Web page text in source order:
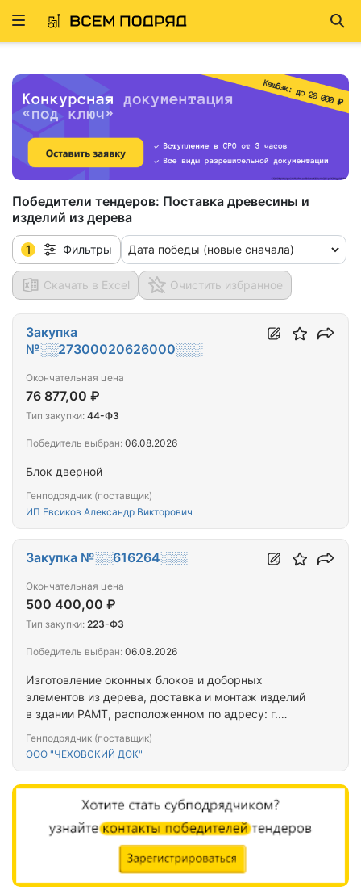
Развернуть
Победители тендеров: Поставка древесины и
изделий из дерева
1 Фильтры Дата победы (новые сначала)
Скачать в Excel Очистить избранное
Блок дверной
Генподрядчик (поставщик)
ИП Евсиков Александр Викторович
Закупка
№░░27300020626000░░░
Окончательная цена
76 877,00 ₽
Тип закупки: 44-ФЗ
Победитель выбран: 06.08.2026
Изготовление оконных блоков и доборных
элементов из дерева, доставка и монтаж изделий
в здании РАМТ, расположенном по адресу: г.
Генподрядчик (поставщик)
ООО "ЧЕХОВСКИЙ ДОК"
Закупка №░░616264░░░
Окончательная цена
500 400,00 ₽
Тип закупки: 223-ФЗ
Победитель выбран: 06.08.2026